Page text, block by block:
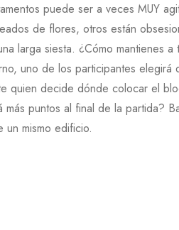
puede ser a veces MUY
de flores, otros están
larga siesta. ¿Cómo
uno de los participantes
quien decide dónde colocar el
puntos al final de la partida?
mismo edificio.